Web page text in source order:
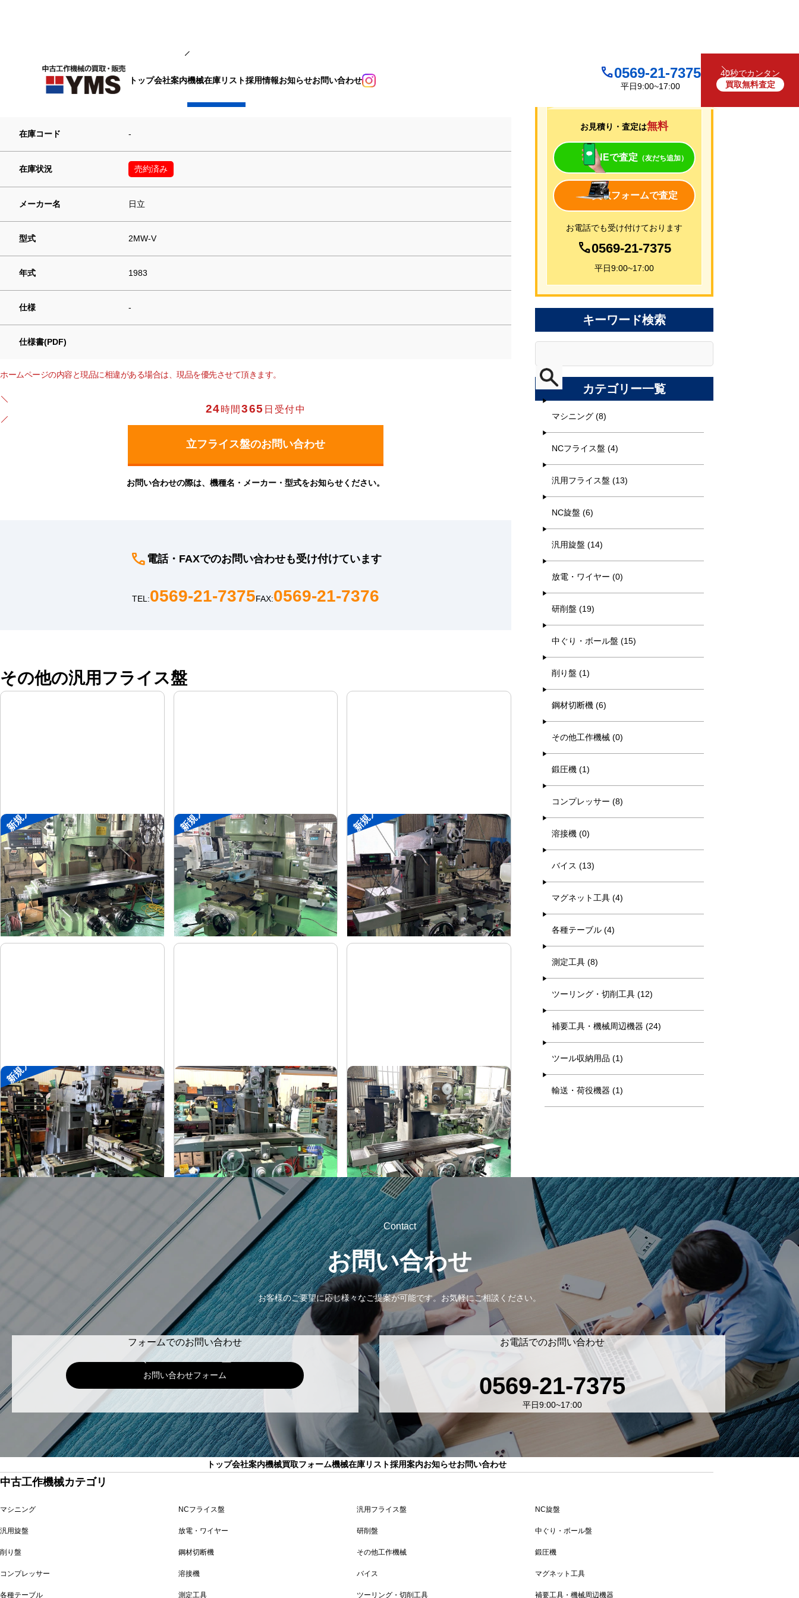
トップ会社案内機械在庫リスト採用情報お知らせお問い合わせ 0569-21-7375
平日9:00~17:00
40秒でカンタン
買取無料査定
立フライス盤
在庫コード -
在庫状況 売約済み
メーカー名 日立
型式 2MW-V
年式 1983
仕様 -
仕様書(PDF)
ホームページの内容と現品に相違がある場合は、現品を優先させて頂きます。
24時間365 日受付中
お問い合わせの際は、機種名・メーカー・型式をお知らせください。
電話・FAXでのお問い合わせも受け付けています
TEL:0569-21-7375FAX:0569-21-7376
その他の汎用フライス盤
新規入荷
#2立フライス盤
メーカー 平岡工業
形 式MS-V
年 式1993
新規入荷
#2立フライス盤
メーカー 大隈豊和
形 式STM-2V
年 式1990
新規入荷
#2ラムフライス盤
メーカー 静岡
形 式VHR-SD
年 式-
新規入荷
#1ラムフライス盤
メーカー 静岡
形 式ST-BC
年 式-
#1.5ラムフライス盤
メーカー 静岡
形 式VHR-A
年 式1989
#2立フライス盤
メーカー 山崎技研
形 式 YZ-75
年 式1992
買取について
お見積り・査定は無料
LINEで査定 （友だち追加）
買取フォームで査定
お電話でも受け付けております
0569-21-7375
平日9:00~17:00
キーワード検索
カテゴリー一覧
マシニング (8)
NCフライス盤 (4)
汎用フライス盤 (13)
NC旋盤 (6)
汎用旋盤 (14)
放電・ワイヤー (0)
研削盤 (19)
中ぐり・ボール盤 (15)
削り盤 (1)
鋼材切断機 (6)
その他工作機械 (0)
鍛圧機 (1)
コンプレッサー (8)
溶接機 (0)
バイス (13)
マグネット工具 (4)
各種テーブル (4)
測定工具 (8)
ツーリング・切削工具 (12)
補要工具・機械周辺機器 (24)
ツール収納用品 (1)
輸送・荷役機器 (1)
Contact
お問い合わせ
お客様のご要望に応じ様々なご提案が可能です。 お気軽にご相談ください。
フォームでのお問い合わせ
お問い合わせフォーム
お電話でのお問い合わせ
0569-21-7375
平日9:00~17:00
トップ会社案内機械買取フォーム機械在庫リスト採用案内お知らせお問い合わせ
中古工作機械カテゴリ
マシニング NCフライス盤 汎用フライス盤 NC旋盤
汎用旋盤 放電・ワイヤー 研削盤 中ぐり・ボール盤
削り盤 鋼材切断機 その他工作機械 鍛圧機
コンプレッサー 溶接機 バイス マグネット工具
各種テーブル 測定工具 ツーリング・切削工具 補要工具・機械周辺機器